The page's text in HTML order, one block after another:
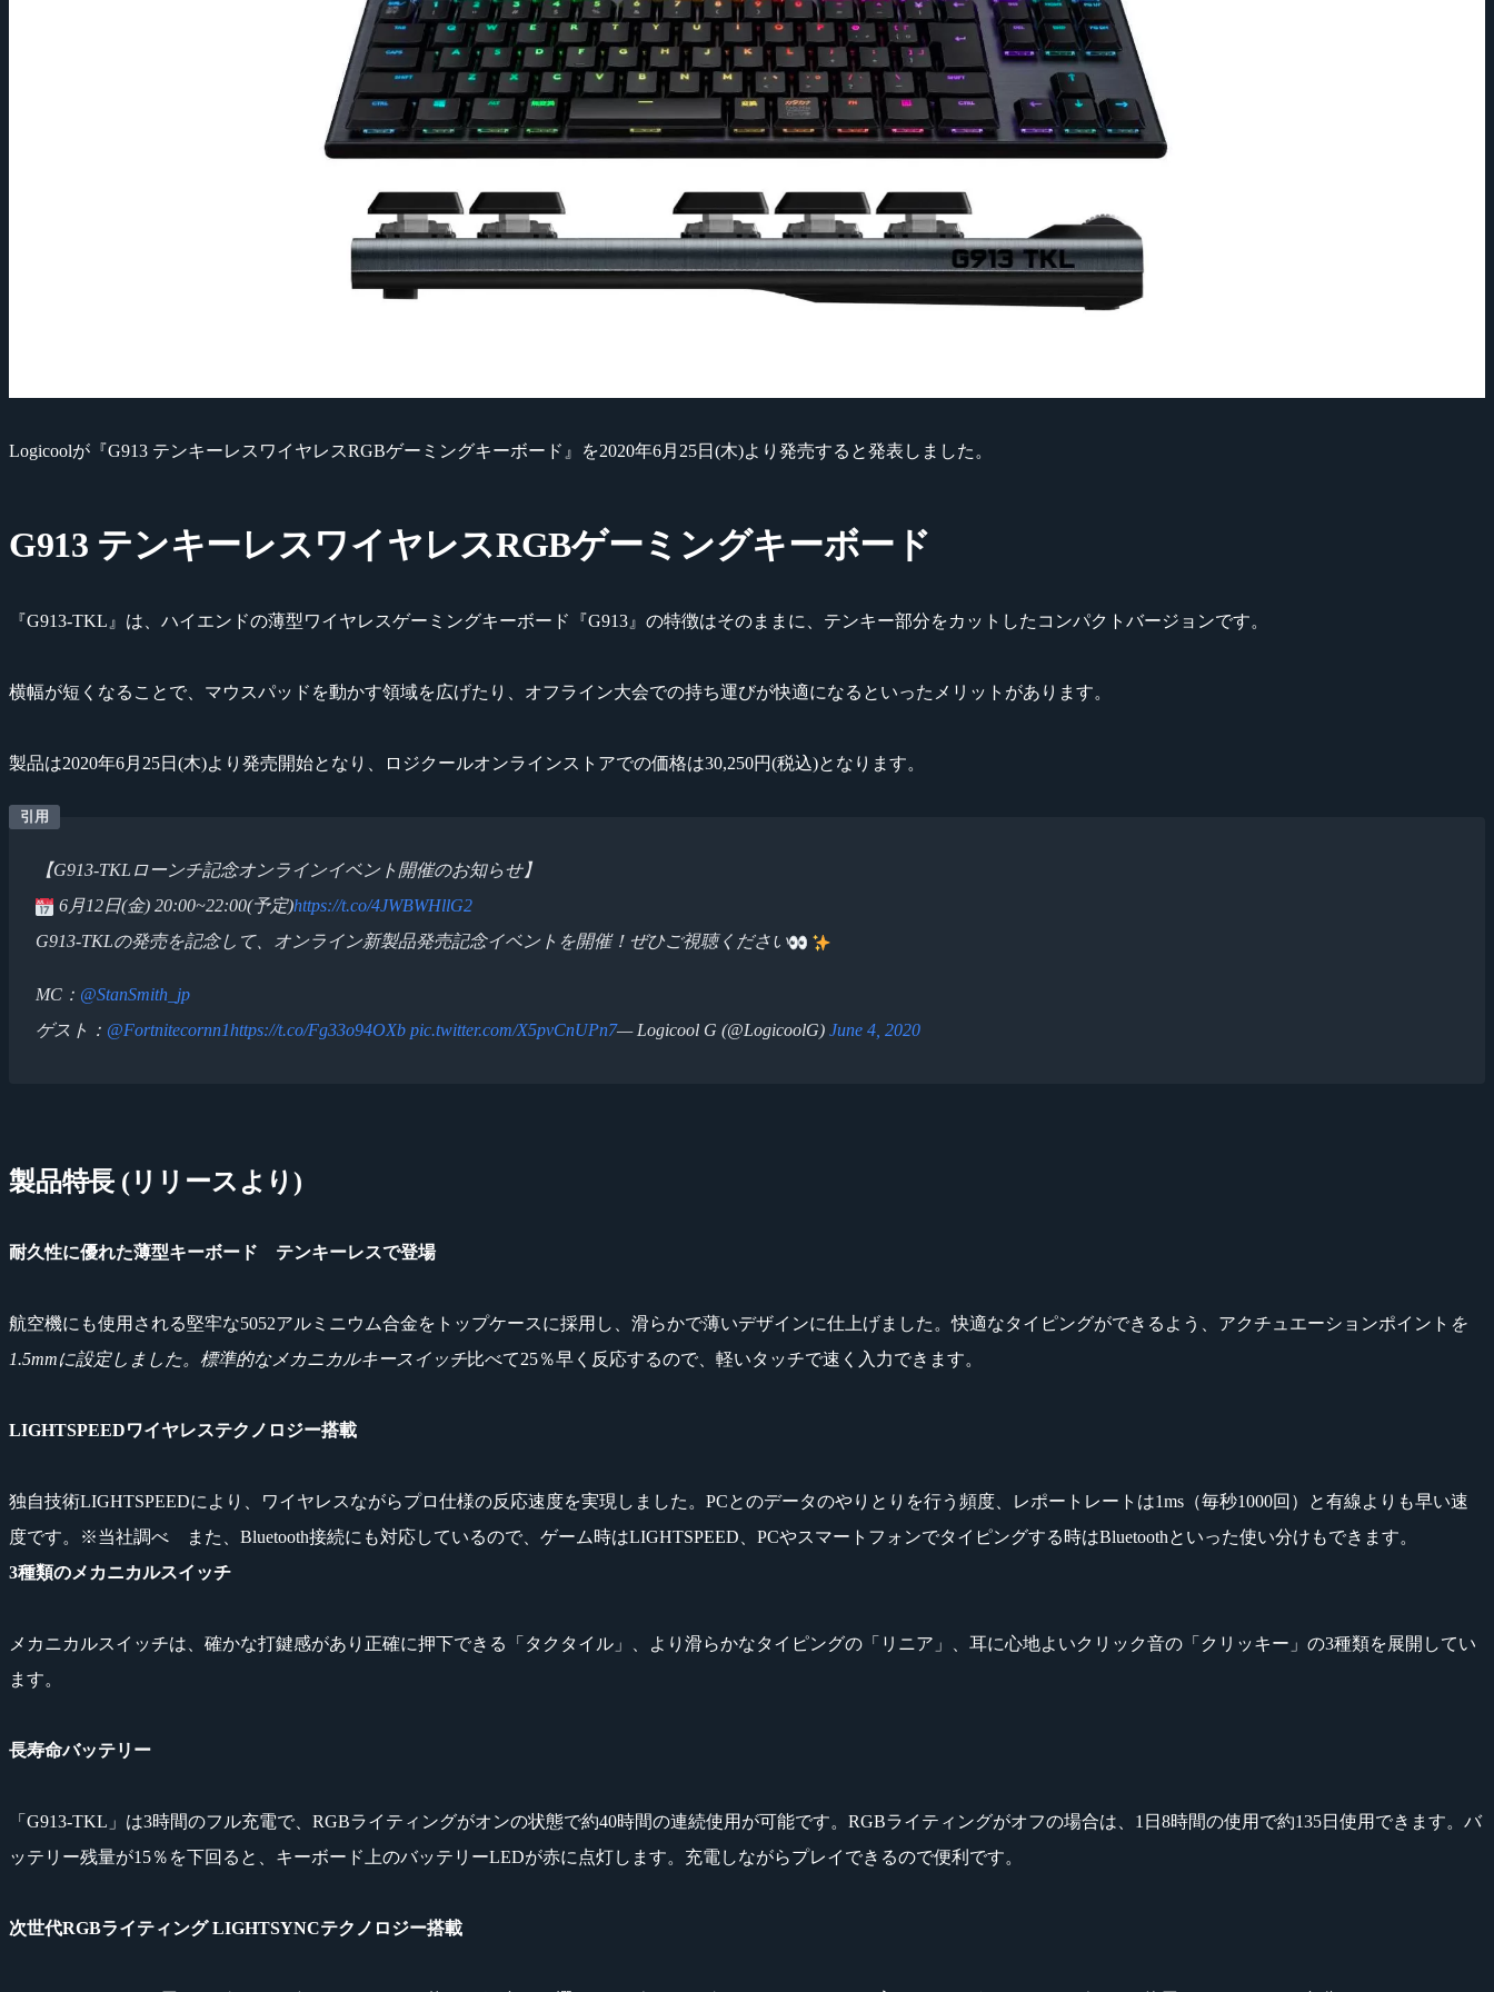
Logicoolが『G913 テンキーレスワイヤレスRGBゲーミングキーボード』を2020年6月25日(木)より発売すると発表しました。
G913 テンキーレスワイヤレスRGBゲーミングキーボード
『G913-TKL』は、ハイエンドの薄型ワイヤレスゲーミングキーボード『G913』の特徴はそのままに、テンキー部分をカットしたコンパクトバージョンです。
横幅が短くなることで、マウスパッドを動かす領域を広げたり、オフライン大会での持ち運びが快適になるといったメリットがあります。
製品は2020年6月25日(木)より発売開始となり、ロジクールオンラインストアでの価格は30,250円(税込)となります。
【G913-TKLローンチ記念オンラインイベント開催のお知らせ】
6月12日(金) 20:00~22:00(予定)https://t.co/4JWBWHllG2
G913-TKLの発売を記念して、オンライン新製品発売記念イベントを開催！ぜひご視聴ください
MC： @StanSmith_jp
ゲスト： @Fortnitecornn1https://t.co/Fg33o94OXb pic.twitter.com/X5pvCnUPn7— Logicool G (@LogicoolG) June 4, 2020
製品特長 (リリースより)
耐久性に優れた薄型キーボード テンキーレスで登場
航空機にも使用される堅牢な5052アルミニウム合金をトップケースに採用し、滑らかで薄いデザインに仕上げました。快適なタイピングができるよう、アクチュエーションポイント を
1.5mmに設定しました。標準的なメカニカルキースイッチ比べて25％早く反応するので、軽いタッチで速く入力できます。
LIGHTSPEEDワイヤレステクノロジー搭載
独自技術LIGHTSPEEDにより、ワイヤレスながらプロ仕様の反応速度を実現しました。PCとのデータのやりとりを行う頻度、レポートレートは1ms（毎秒1000回）と有線よりも早い速
度です。※当社調べ また、Bluetooth接続にも対応しているので、ゲーム時はLIGHTSPEED、PCやスマートフォンでタイピングする時はBluetoothといった使い分けもできます。
3種類のメカニカルスイッチ
メカニカルスイッチは、確かな打鍵感があり正確に押下できる「タクタイル」、より滑らかなタイピングの「リニア」、耳に心地よいクリック音の「クリッキー」の3種類を展開してい
ます。
長寿命バッテリー
「G913-TKL」は3時間のフル充電で、RGBライティングがオンの状態で約40時間の連続使用が可能です。RGBライティングがオフの場合は、1日8時間の使用で約135日使用できます。バ
ッテリー残量が15％を下回ると、キーボード上のバッテリーLEDが赤に点灯します。充電しながらプレイできるので便利です。
次世代RGBライティング LIGHTSYNCテクノロジー搭載